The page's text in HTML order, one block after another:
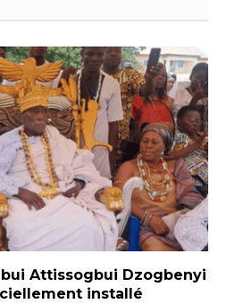
Attissogbui Dzogbenyi
installé